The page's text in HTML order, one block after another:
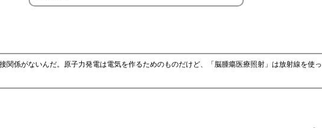
関係がないんだ。原子力発電は電気を作るためのものだけど、「脳腫瘍医療照射」は放射線を使っ